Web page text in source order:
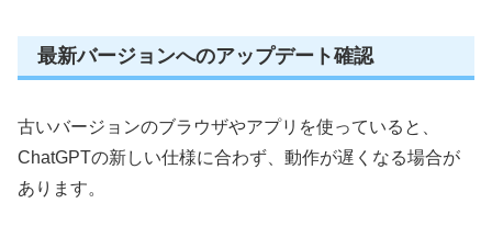
最新バージョンへのアップデート確認
古いバージョンのブラウザやアプリを使っていると、
ChatGPTの新しい仕様に合わず、動作が遅くなる場合が
あります。